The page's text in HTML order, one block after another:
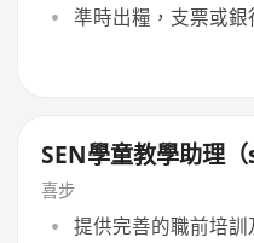
準時出糧，支票或銀
SEN學童教學助理（
喜步
提供完善的職前培